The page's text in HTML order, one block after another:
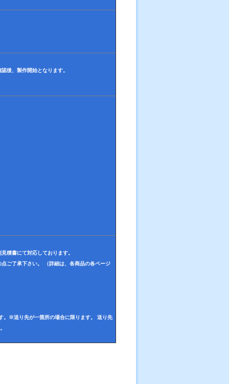
後、製作開始となります。
積書にて対応しております。
ご了承下さい。 （詳細は、各商品の各ページ
。※送り先が一箇所の場合に限ります。 送り先